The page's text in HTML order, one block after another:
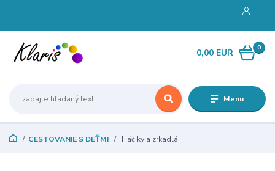
Menu
0
0,00 EUR
CESTOVANIE S DEŤMI Háčiky a zrkadlá